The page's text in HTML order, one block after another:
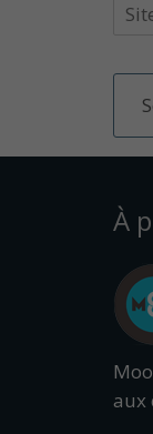
À
aux